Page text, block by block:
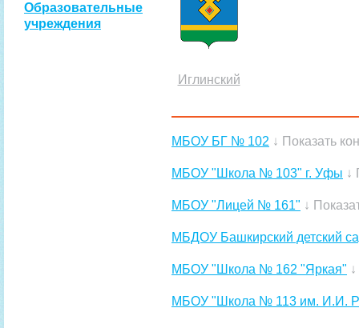
Образовательные
учреждения
Иглинский
МБОУ БГ № 102 ↓ Показать
МБОУ "Школа № 103" г. Уфы ↓
МБОУ "Лицей № 161" ↓
МБДОУ Башкирский детский
МБОУ "Школа № 162 "Яркая"
МБОУ "Школа № 113 им. И.И.